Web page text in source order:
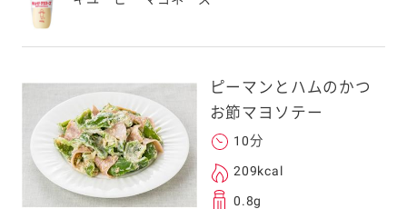
ピーマンとハムのかつ
お節マヨソテー
10分
209kcal
0.8g